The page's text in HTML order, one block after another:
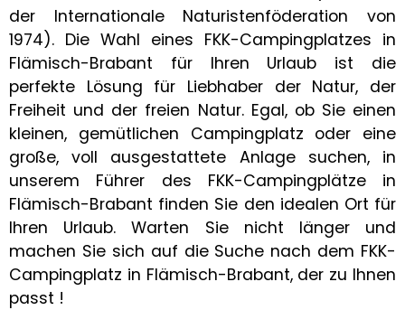
der Internationale Naturistenföderation von
1974). Die Wahl eines FKK-Campingplatzes in
Flämisch-Brabant für Ihren Urlaub ist die
perfekte Lösung für Liebhaber der Natur, der
Freiheit und der freien Natur. Egal, ob Sie einen
kleinen, gemütlichen Campingplatz oder eine
große, voll ausgestattete Anlage suchen, in
unserem Führer des FKK-Campingplätze in
Flämisch-Brabant finden Sie den idealen Ort für
Ihren Urlaub. Warten Sie nicht länger und
machen Sie sich auf die Suche nach dem FKK-
Campingplatz in Flämisch-Brabant, der zu Ihnen
passt !